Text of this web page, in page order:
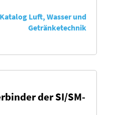
Luft, Wasser und
Getränketechnik
der SI/SM-